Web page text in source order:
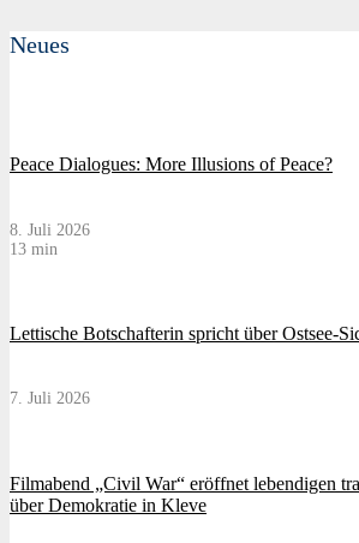
Neues
Peace Dialogues: More Illusions of Peace?
8. Juli 2026
13 min
Lettische Botschafterin spricht über Ostsee-
7. Juli 2026
Filmabend „Civil War“ eröffnet lebendigen
über Demokratie in Kleve